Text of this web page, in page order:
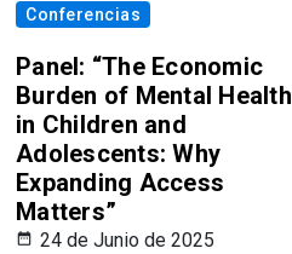
Conferencias
Panel: “The Economic
Burden of Mental Health
in Children and
Adolescents: Why
Expanding Access
Matters”
24 de Junio de 2025